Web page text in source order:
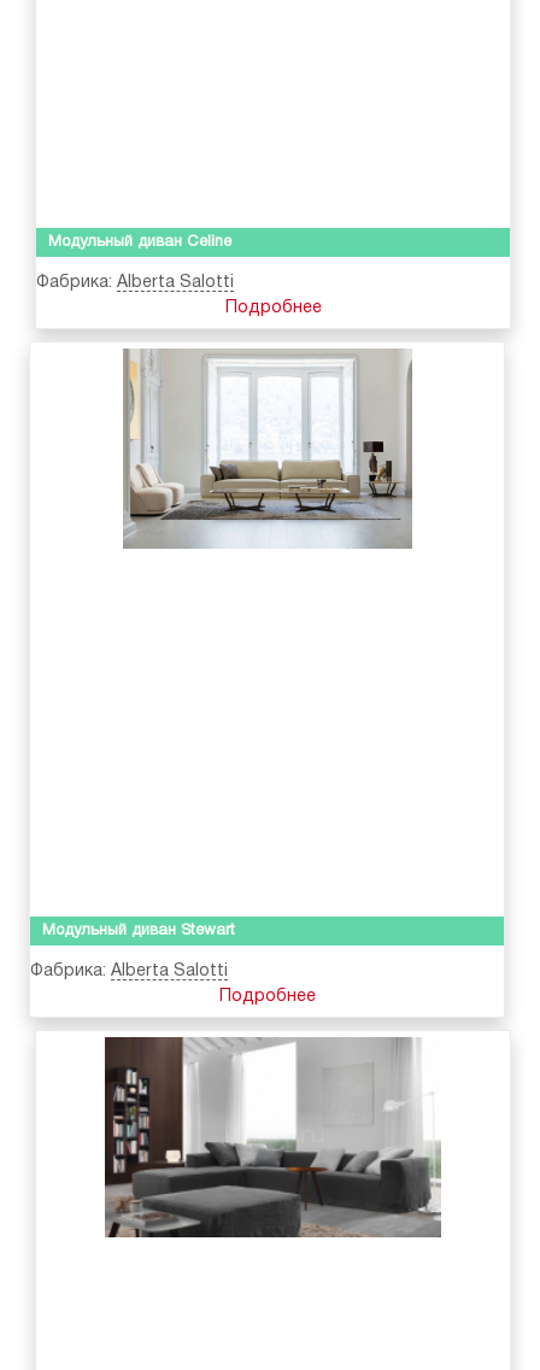
Модульный диван Celine
Фабрика: Alberta Salotti
Подробнее
Модульный диван Stewart
Фабрика: Alberta Salotti
Подробнее